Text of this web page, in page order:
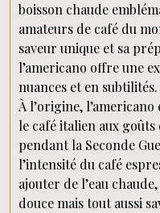
boisson chaude
amateurs de café du
saveur unique et sa
l’americano offre une
nuances et en subtilités.
À l’origine,
le café italien aux
pendant la Seconde
l’intensité du café
ajouter de l’eau
douce mais tout aussi